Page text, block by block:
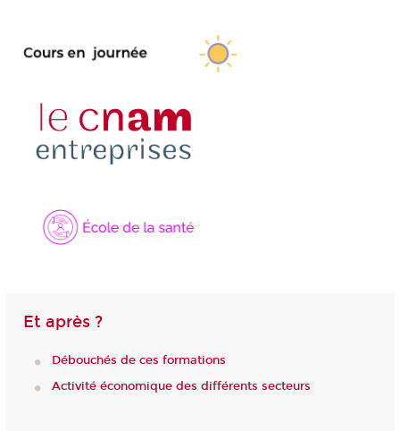
Et après ?
Débouchés de ces formations
Activité économique des différents secteurs